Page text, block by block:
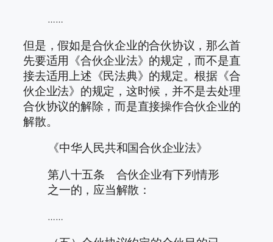
……
但是，假如是合伙企业的合伙协议，那么首
先要适用《合伙企业法》的规定，而不是直
接去适用上述《民法典》的规定。根据《合
伙企业法》的规定，这时候，并不是去处理
合伙协议的解除，而是直接操作合伙企业的
解散。
《中华人民共和国合伙企业法》
第八十五条 合伙企业有下列情形
之一的，应当解散：
……